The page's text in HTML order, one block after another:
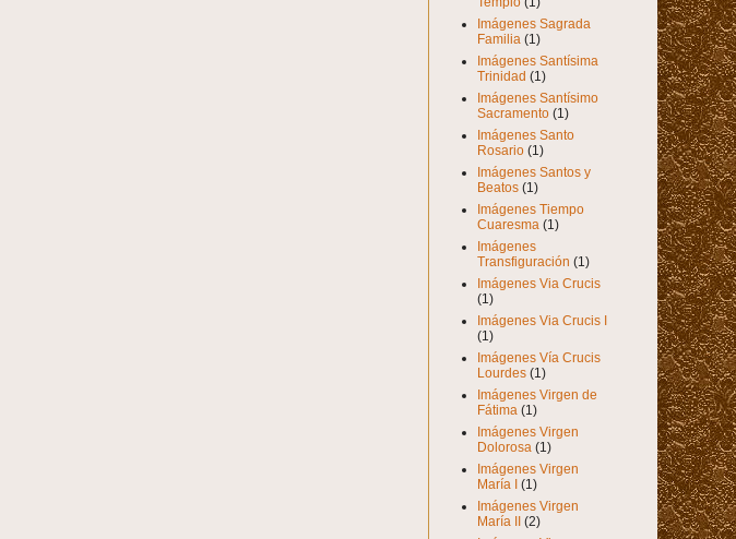
Imágenes Sagrada
Familia (1)
Imágenes Santísima
Trinidad (1)
Imágenes Santísimo
Sacramento (1)
Imágenes Santo
Rosario (1)
Imágenes Santos y
Beatos (1)
Imágenes Tiempo
Cuaresma (1)
Imágenes
Transfiguración (1)
Imágenes Via Crucis
(1)
Imágenes Via Crucis I
(1)
Imágenes Vía Crucis
Lourdes (1)
Imágenes Virgen de
Fátima (1)
Imágenes Virgen
Dolorosa (1)
Imágenes Virgen
María I (1)
Imágenes Virgen
María II (2)